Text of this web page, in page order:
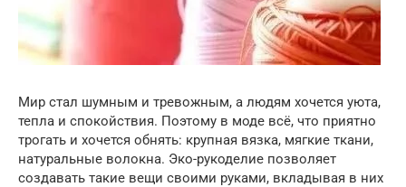
Мир стал шумным и тревожным, а людям хочется уюта,
тепла и спокойствия. Поэтому в моде всё, что приятно
трогать и хочется обнять: крупная вязка, мягкие ткани,
натуральные волокна. Эко-рукоделие позволяет
создавать такие вещи своими руками, вкладывая в них